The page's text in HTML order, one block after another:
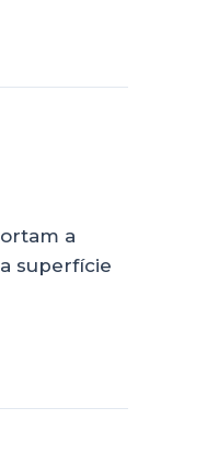
a
superfície